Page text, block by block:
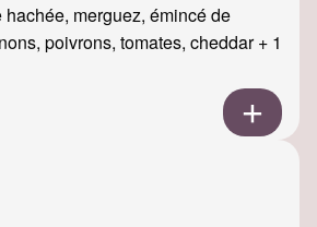
merguez, émincé de
poivrons, tomates, cheddar + 1